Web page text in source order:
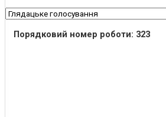
Порядковий номер роботи: 323